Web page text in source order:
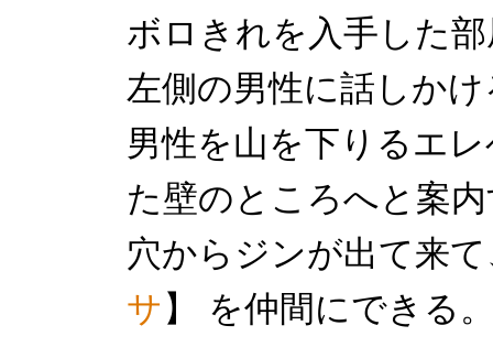
ボロきれを入手した
左側の男性に話しかけ
男性を山を下りるエ
た壁のところへと案
穴からジンが出て来
サ】 を仲間にできる